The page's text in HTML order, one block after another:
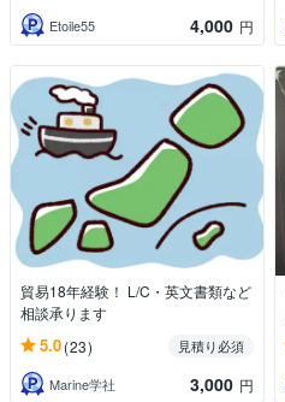
Etoile55 4,000 円
貿易18年経験！ L/C・英文書類など
相談承ります
5.0(23)
見積り必須
Marine学社
3,000 円